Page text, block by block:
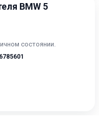
BMW 5
состоянии.